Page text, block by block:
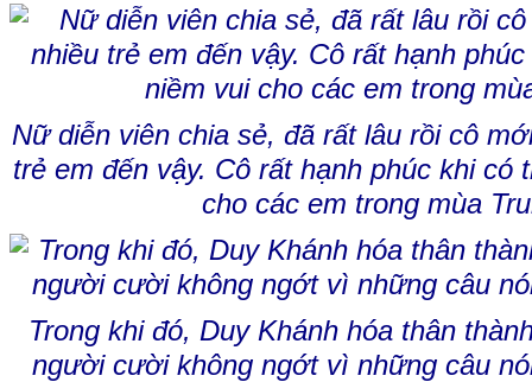
Nữ diễn viên chia sẻ, đã rất lâu rồi cô
trẻ em đến vậy. Cô rất hạnh phúc khi có
cho các em trong mùa
Trong khi đó, Duy Khánh hóa thân
người cười không ngớt vì những câu